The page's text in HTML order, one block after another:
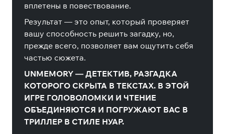
вплетены в повествование.
Результат — это опыт, который проверяет
вашу способность решить загадку, но,
прежде всего, позволяет вам ощутить себя
частью сюжета.
UNMEMORY — ДЕТЕКТИВ, РАЗГАДКА
КОТОРОГО СКРЫТА В ТЕКСТАХ. В ЭТОЙ
ИГРЕ ГОЛОВОЛОМКИ И ЧТЕНИЕ
ОБЪЕДИНЯЮТСЯ И ПОГРУЖАЮТ ВАС В
ТРИЛЛЕР В СТИЛЕ НУАР.